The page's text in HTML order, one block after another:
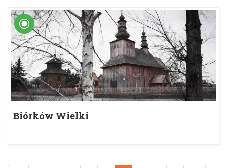
Biórków Wielki